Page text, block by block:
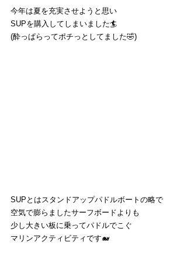
今年は夏を充実させようと思い
SUPを購入してしまいました🏄
(酔っぱらってポチっとしてました🤣)
SUPとはスタンドアップパドルボートの略で
空気で膨らましたサーフボードよりも
少し大きい板に乗ってパドルでこぐ
マリンアクティビティです🐋